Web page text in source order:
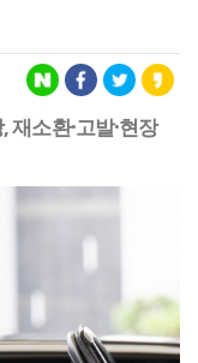
소환·고발·현장